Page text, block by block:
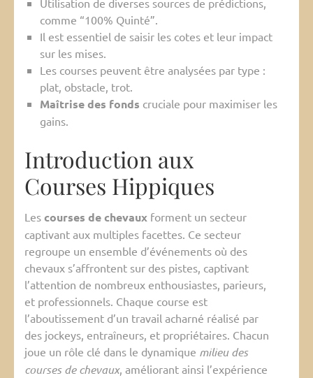
Utilisation de diverses sources de prédictions,
comme “100% Quinté”.
Il est essentiel de saisir les cotes et leur impact
sur les mises.
Les courses peuvent être analysées par type :
plat, obstacle, trot.
Maîtrise des fonds cruciale pour maximiser les
gains.
Introduction aux
Courses Hippiques
Les courses de chevaux forment un secteur
captivant aux multiples facettes. Ce secteur
regroupe un ensemble d’événements où des
chevaux s’affrontent sur des pistes, captivant
l’attention de nombreux enthousiastes, parieurs,
et professionnels. Chaque course est
l’aboutissement d’un travail acharné réalisé par
des jockeys, entraîneurs, et propriétaires. Chacun
joue un rôle clé dans le dynamique milieu des
courses de chevaux, améliorant ainsi l’expérience